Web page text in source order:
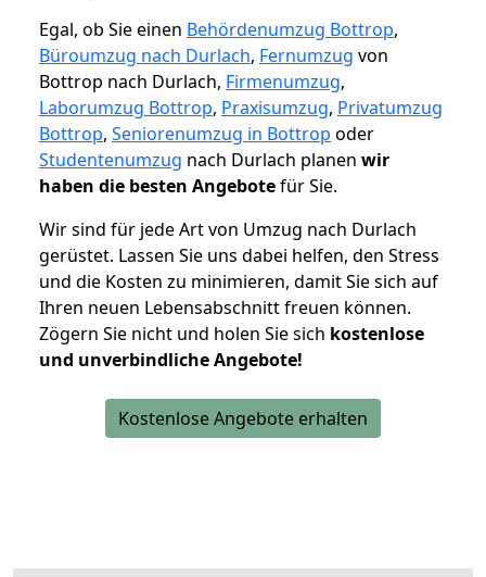
Egal, ob Sie einen Behördenumzug Bottrop,
Büroumzug nach Durlach, Fernumzug von
Bottrop nach Durlach, Firmenumzug,
Laborumzug Bottrop, Praxisumzug, Privatumzug
Bottrop, Seniorenumzug in Bottrop oder
Studentenumzug nach Durlach planen wir
haben die besten Angebotefür Sie.
Wir sind für jede Art von Umzug nach Durlach
gerüstet. Lassen Sie uns dabei helfen, den Stress
und die Kosten zu minimieren, damit Sie sich auf
Ihren neuen Lebensabschnitt freuen können.
Zögern Sie nicht und holen Sie sich kostenlose
und unverbindliche Angebote!
Kostenlose Angebote erhalten